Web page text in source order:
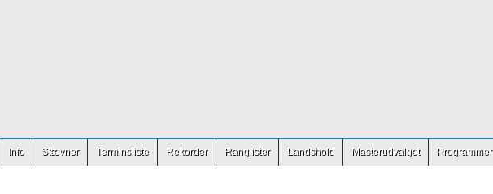
Info Stævner Terminsliste Rekorder Ranglister Landshold Masterudvalget Programmer